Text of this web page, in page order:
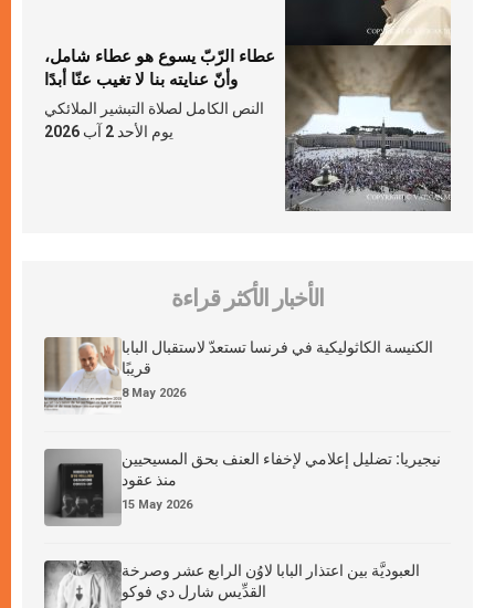
عطاء الرّبّ يسوع هو عطاء شامل،
وأنّ عنايته بنا لا تغيب عنّا أبدًا
النص الكامل لصلاة التبشير الملائكي
يوم الأحد 2 آب 2026
الأخبار الأكثر قراءة
الكنيسة الكاثوليكية في فرنسا تستعدّ لاستقبال البابا
قريبًا
8 May 2026
نيجيريا: تضليل إعلامي لإخفاء العنف بحق المسيحيين
منذ عقود
15 May 2026
العبوديَّة بين اعتذار البابا لاوُن الرابع عشر وصرخة
القدِّيس شارل دي فوكو